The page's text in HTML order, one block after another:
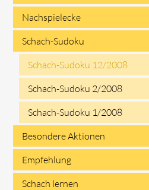
Nachspielecke
Schach-Sudoku
Schach-Sudoku 12/2008
Schach-Sudoku 2/2008
Schach-Sudoku 1/2008
Besondere Aktionen
Empfehlung
Schach lernen